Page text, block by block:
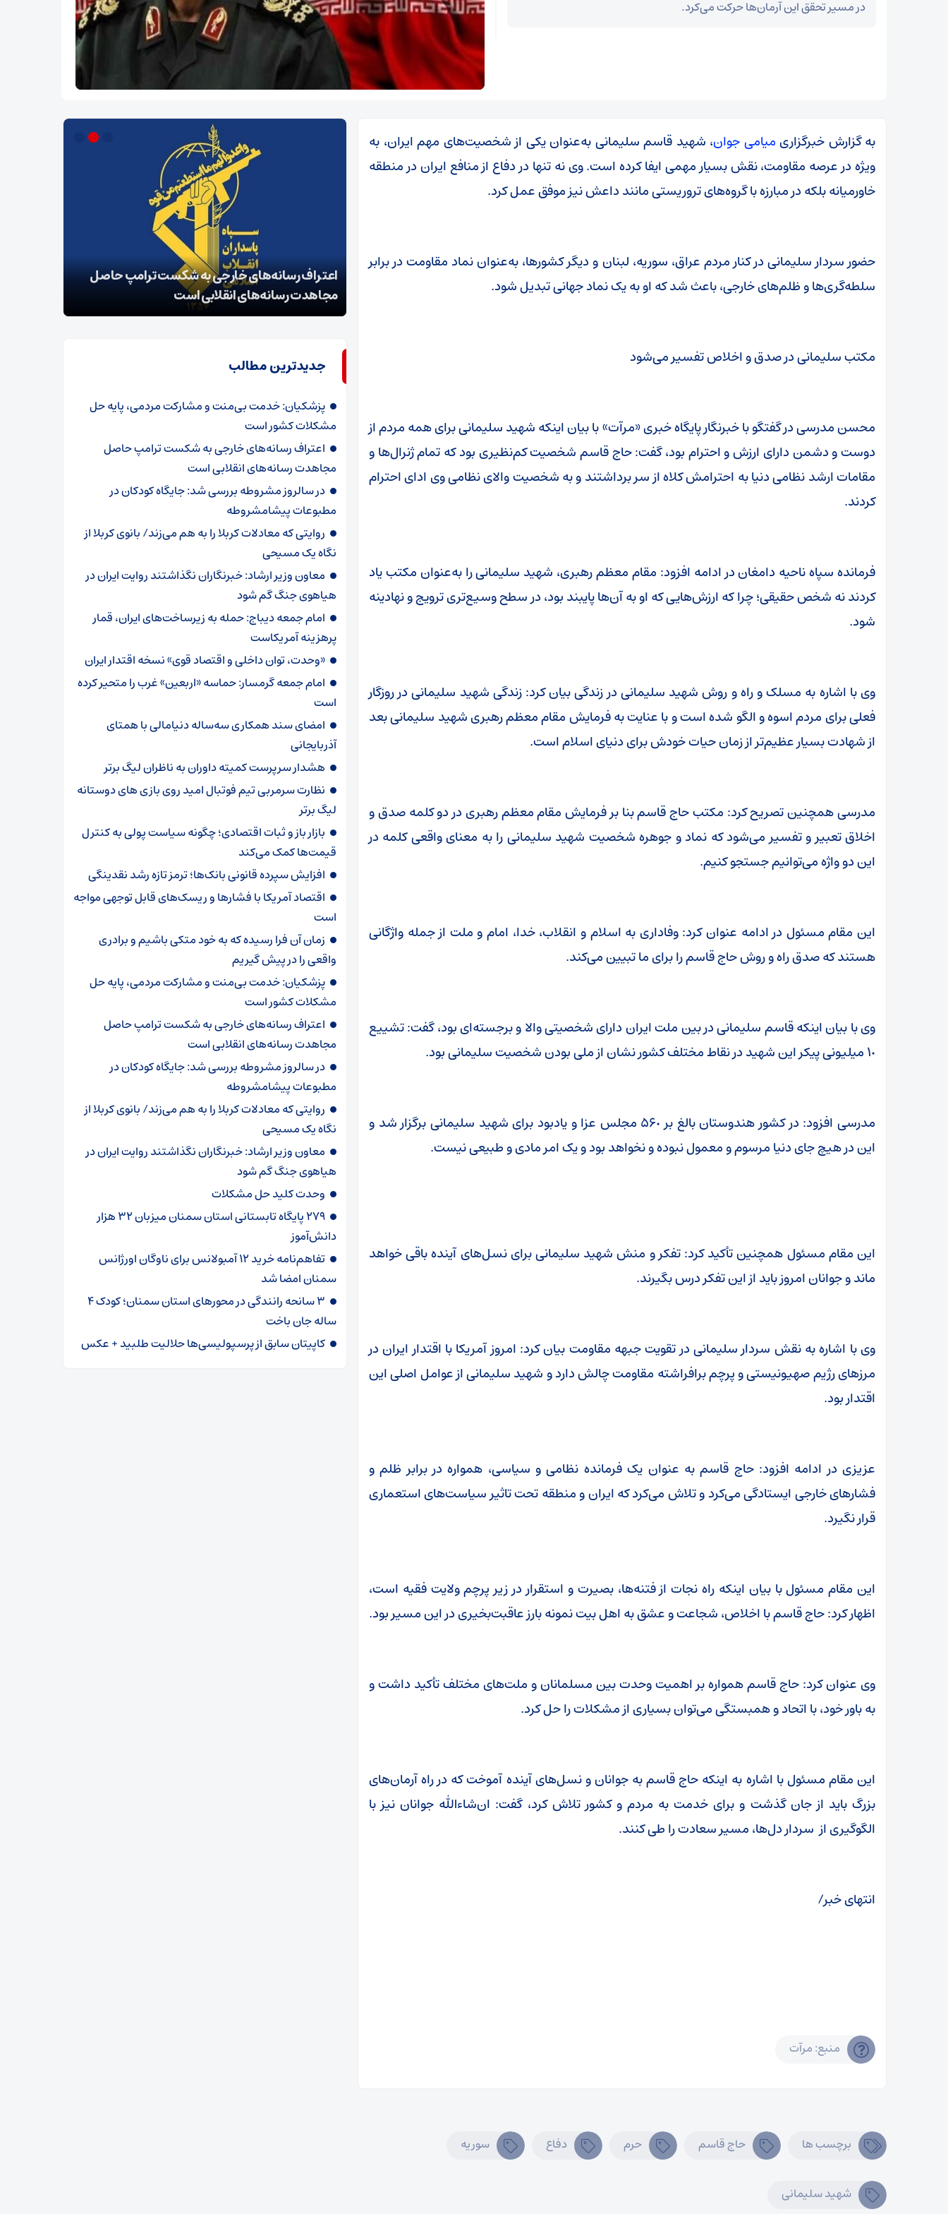
در مسیر تحقق این آرمان‌ها حرکت می‌کرد.
به گزارش خبرگزاری میامی جوان، شهید قاسم سلیمانی به‌عنوان یکی از شخصیت‌های مهم ایران، به
ویژه در عرصه مقاومت، نقش بسیار مهمی ایفا کرده است. وی نه تنها در دفاع از منافع ایران در منطقه
خاورمیانه بلکه در مبارزه با گروه‌های تروریستی مانند داعش نیز موفق عمل کرد.
حضور سردار سلیمانی در کنار مردم عراق، سوریه، لبنان و دیگر کشورها، به‌عنوان نماد مقاومت در برابر
سلطه‌گری‌ها و ظلم‌های خارجی، باعث شد که او به یک نماد جهانی تبدیل شود.
مکتب سلیمانی در صدق و اخلاص تفسیر می‌شود
محسن مدرسی در گفتگو با خبرنگار پایگاه خبری «مرآت» با بیان اینکه شهید سلیمانی برای همه مردم از
دوست و دشمن دارای ارزش و احترام بود، گفت: حاج قاسم شخصیت کم‌نظیری بود که تمام ژنرال‌ها و
مقامات ارشد نظامی دنیا به احترامش کلاه از سر برداشتند و به شخصیت والای نظامی وی ادای احترام
کردند.
فرمانده سپاه ناحیه دامغان در ادامه افزود: مقام معظم رهبری، شهید سلیمانی را به‌عنوان مکتب یاد
کردند نه شخص حقیقی؛ چرا که ارزش‌هایی که او به آن‌ها پایبند بود، در سطح وسیع‌تری ترویج و نهادینه
شود.
وی با اشاره به مسلک و راه و روش شهید سلیمانی در زندگی بیان کرد: زندگی شهید سلیمانی در روزگار
فعلی برای مردم اسوه و الگو شده است و با عنایت به فرمایش مقام معظم رهبری شهید سلیمانی بعد
از شهادت بسیار عظیم‌تر از زمان حیات خودش برای دنیای اسلام است.
مدرسی همچنین تصریح کرد: مکتب حاج قاسم بنا بر فرمایش مقام معظم رهبری در دو کلمه صدق و
اخلاق تعبیر و تفسیر می‌شود که نماد و جوهره شخصیت شهید سلیمانی را به معنای واقعی کلمه در
این دو واژه می‌توانیم جستجو کنیم.
این مقام مسئول در ادامه عنوان کرد: وفاداری به اسلام و انقلاب، خدا، امام و ملت از جمله واژگانی
هستند که صدق راه و روش حاج قاسم را برای ما تبیین می‌کند.
وی با بیان اینکه قاسم سلیمانی در بین ملت ایران دارای شخصیتی والا و برجسته‌ای بود، گفت: تشییع
١٠ میلیونی پیکر این شهید در نقاط مختلف کشور نشان از ملی بودن شخصیت سلیمانی بود.
مدرسی افزود: در کشور هندوستان بالغ بر ۵۶٠ مجلس عزا و یادبود برای شهید سلیمانی برگزار شد و
این در هیچ جای دنیا مرسوم و معمول نبوده و نخواهد بود و یک امر مادی و طبیعی نیست.
این مقام مسئول همچنین تأکید کرد: تفکر و منش شهید سلیمانی برای نسل‌های آینده باقی خواهد
ماند و جوانان امروز باید از این تفکر درس بگیرند.
وی با اشاره به نقش سردار سلیمانی در تقویت جبهه مقاومت بیان کرد: امروز آمریکا با اقتدار ایران در
مرزهای رژیم صهیونیستی و پرچم برافراشته مقاومت چالش دارد و شهید سلیمانی از عوامل اصلی این
اقتدار بود.
عزیزی در ادامه افزود: حاج قاسم به عنوان یک فرمانده نظامی و سیاسی، همواره در برابر ظلم و
فشارهای خارجی ایستادگی می‌کرد و تلاش می‌کرد که ایران و منطقه تحت تاثیر سیاست‌های استعماری
قرار نگیرد.
این مقام مسئول با بیان اینکه راه نجات از فتنه‌ها، بصیرت و استقرار در زیر پرچم ولایت فقیه است،
اظهار کرد: حاج قاسم با اخلاص، شجاعت و عشق به اهل‌ بیت نمونه بارز عاقبت‌بخیری در این مسیر بود.
وی عنوان کرد: حاج قاسم همواره بر اهمیت وحدت بین مسلمانان و ملت‌های مختلف تأکید داشت و
به باور خود، با اتحاد و همبستگی می‌توان بسیاری از مشکلات را حل کرد.
این مقام مسئول با اشاره به اینکه حاج قاسم به جوانان و نسل‌های آینده آموخت که در راه آرمان‌های
بزرگ باید از جان گذشت و برای خدمت به مردم و کشور تلاش کرد، گفت: ان‌شاءالله جوانان نیز با
الگوگیری از سردار دل‌ها، مسیر سعادت را طی کنند.
انتهای خبر/
منبع: مرآت
برچسب ها حاج قاسم حرم دفاع سوریه
شهید سلیمانی
زمان آن فرا رسیده که به خود متکی باشیم و برادری
واقعی را در پیش گیریم
پزشکیان: خدمت بی‌منت و مشارکت مردمی، پایه حل
مشکلات کشور است
اعتراف رسانه‌های خارجی به شکست ترامپ حاصل
مجاهدت رسانه‌های انقلابی است
جدیدترین مطالب
پزشکیان: خدمت بی‌منت و مشارکت مردمی، پایه حل
مشکلات کشور است
اعتراف رسانه‌های خارجی به شکست ترامپ حاصل
مجاهدت رسانه‌های انقلابی است
در سالروز مشروطه بررسی شد: جایگاه کودکان در
مطبوعات پیشامشروطه
روایتی که معادلات کربلا را به هم می‌زند/ بانوی کربلا از
نگاه یک مسیحی
معاون وزیر ارشاد: خبرنگاران نگذاشتند روایت ایران در
هیاهوی جنگ گم شود
امام جمعه دیباج: حمله به زیرساخت‌های ایران، قمار
پرهزینه آمریکاست
«وحدت، توان داخلی و اقتصاد قوی» نسخه اقتدار ایران
امام جمعه گرمسار: حماسه «اربعین» غرب را متحیر کرده
است
امضای سند همکاری سه‌ساله دنیامالی با همتای
آذربایجانی
هشدار سرپرست ‌کمیته داوران به ناظران لیگ برتر
نظارت سرمربی تیم‌ فوتبال امید روی بازی های دوستانه
لیگ برتر
بازار باز و ثبات اقتصادی؛ چگونه سیاست پولی به کنترل
قیمت‌ها کمک می‌کند
افزایش سپرده قانونی بانک‌ها؛ ترمز تازه رشد نقدینگی
اقتصاد آمریکا با فشارها و ریسک‌های قابل توجهی مواجه
است
زمان آن فرا رسیده که به خود متکی باشیم و برادری
واقعی را در پیش گیریم
پزشکیان: خدمت بی‌منت و مشارکت مردمی، پایه حل
مشکلات کشور است
اعتراف رسانه‌های خارجی به شکست ترامپ حاصل
مجاهدت رسانه‌های انقلابی است
در سالروز مشروطه بررسی شد: جایگاه کودکان در
مطبوعات پیشامشروطه
روایتی که معادلات کربلا را به هم می‌زند/ بانوی کربلا از
نگاه یک مسیحی
معاون وزیر ارشاد: خبرنگاران نگذاشتند روایت ایران در
هیاهوی جنگ گم شود
وحدت کلید حل مشکلات
۲۷۹ پایگاه تابستانی استان سمنان میزبان ۳۲ هزار
دانش‌آموز
تفاهم‌نامه خرید ۱۲ آمبولانس برای ناوگان اورژانس
سمنان امضا شد
۳ سانحه رانندگی در محورهای استان سمنان؛ کودک ۴
ساله جان باخت
کاپیتان سابق از پرسپولیسی‌ها حلالیت طلبید + عکس